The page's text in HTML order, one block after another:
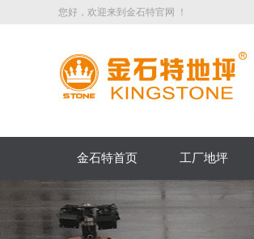
您好，欢迎来到金石特官网 ！
金石特首页 工厂地坪